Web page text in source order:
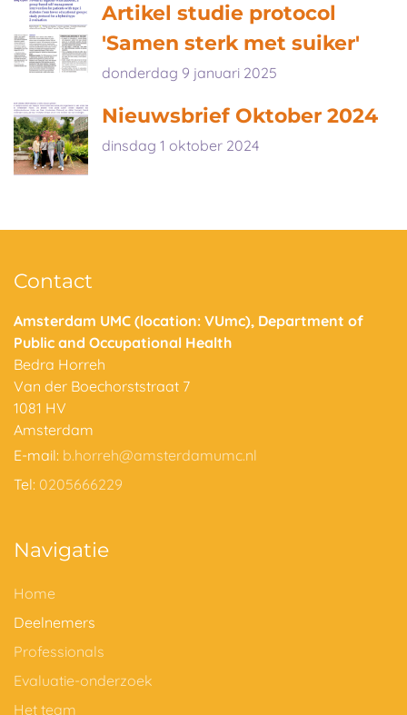
Artikel studie protocol
'Samen sterk met suiker'
donderdag 9 januari 2025
Nieuwsbrief Oktober 2024
dinsdag 1 oktober 2024
Contact
Amsterdam UMC (location: VUmc), Department of
Public and Occupational Health
Bedra Horreh
Van der Boechorststraat 7
1081 HV
Amsterdam
E-mail: b.horreh@amsterdamumc.nl
Tel: 0205666229
Navigatie
Home
Deelnemers
Professionals
Evaluatie-onderzoek
Het team